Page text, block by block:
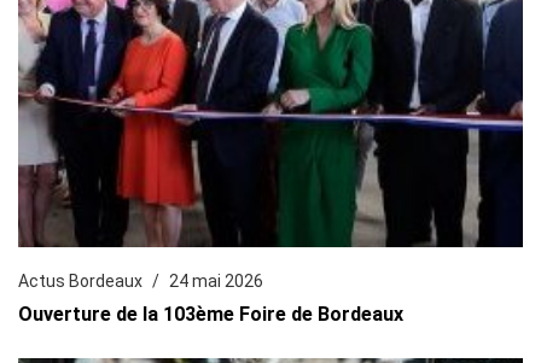
Actus Bordeaux 24 mai 2026
Ouverture de la 103ème Foire de Bordeaux